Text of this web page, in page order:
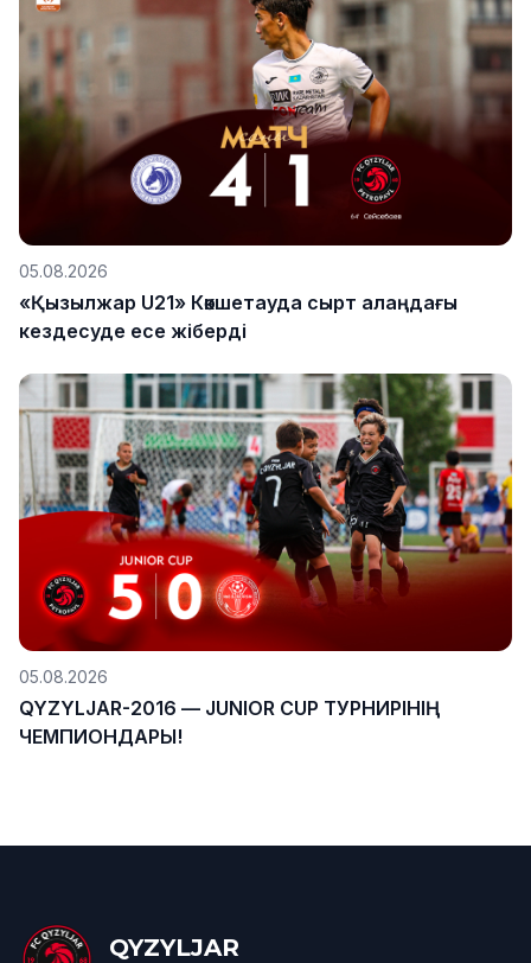
05.08.2026
«Қызылжар U21» Көкшетауда сырт алаңдағы
кездесуде есе жіберді
05.08.2026
QYZYLJAR-2016 — JUNIOR CUP ТУРНИРІНІҢ
ЧЕМПИОНДАРЫ!
QYZYLJAR